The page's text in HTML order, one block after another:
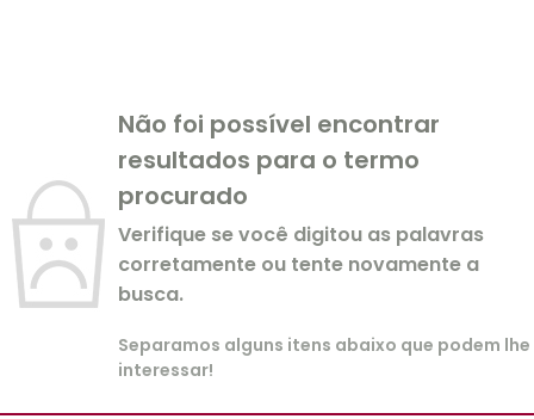
Não foi possível encontrar
resultados para o termo
procurado
Verifique se você digitou as palavras
corretamente ou tente novamente a
busca.
Separamos alguns itens abaixo que podem lhe
interessar!